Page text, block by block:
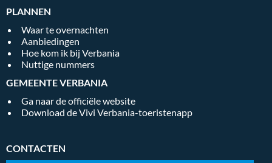
PLANNEN
Waar te overnachten
Aanbiedingen
Hoe kom ik bij Verbania
Nuttige nummers
GEMEENTE VERBANIA
Ga naar de officiële website
Download de Vivi Verbania-toeristenapp
CONTACTEN